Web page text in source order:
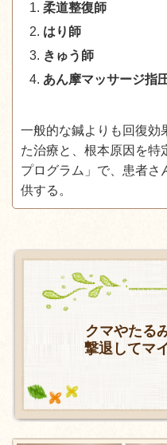
柔道整復師
はり師
きゅう師
あん摩マッサージ指
一般的な鍼よりも回復効
た治療と、根本原因を特
プログラム」で、患者さ
供する。
クマやたる
撃退してマ